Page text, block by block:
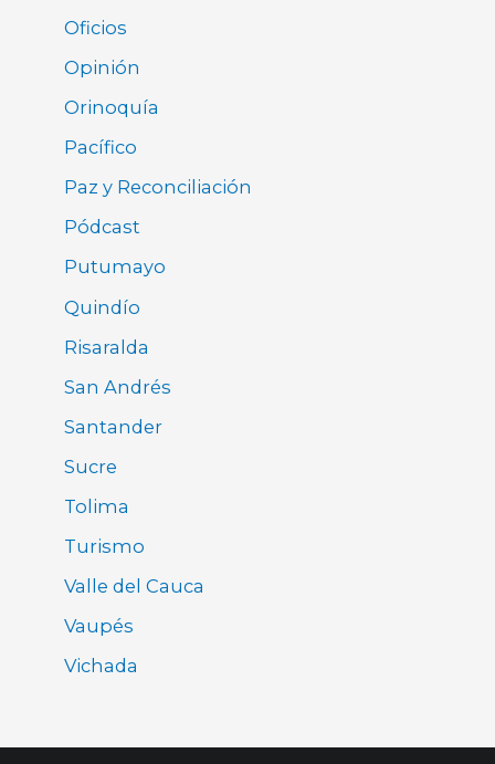
Oficios
Opinión
Orinoquía
Pacífico
Paz y Reconciliación
Pódcast
Putumayo
Quindío
Risaralda
San Andrés
Santander
Sucre
Tolima
Turismo
Valle del Cauca
Vaupés
Vichada